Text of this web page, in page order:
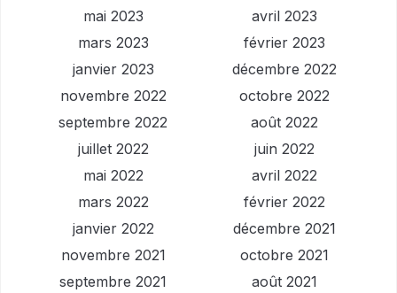
mai 2023
avril 2023
mars 2023
février 2023
janvier 2023
décembre 2022
novembre 2022
octobre 2022
septembre 2022
août 2022
juillet 2022
juin 2022
mai 2022
avril 2022
mars 2022
février 2022
janvier 2022
décembre 2021
novembre 2021
octobre 2021
septembre 2021
août 2021